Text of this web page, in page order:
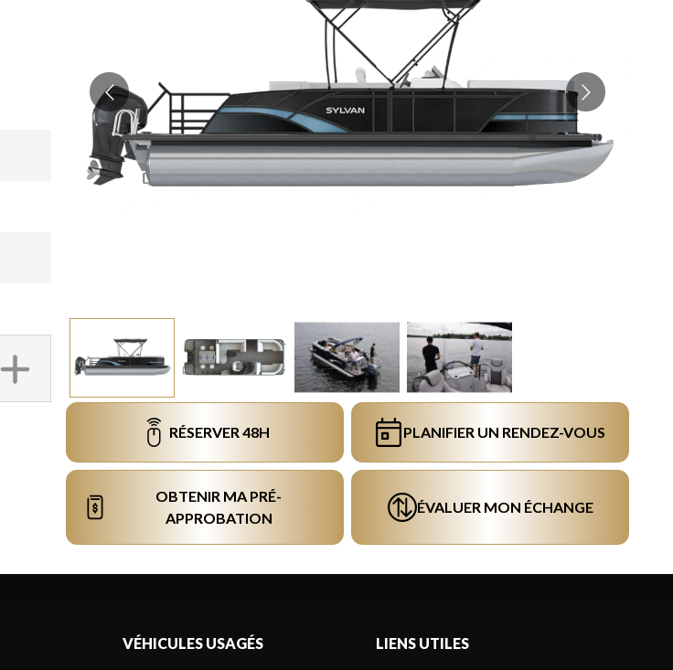
RÉSERVER 48H PLANIFIER UN RENDEZ-VOUS
OBTENIR MA PRÉ-
APPROBATION
ÉVALUER MON ÉCHANGE
VÉHICULES USAGÉS LIENS UTILES